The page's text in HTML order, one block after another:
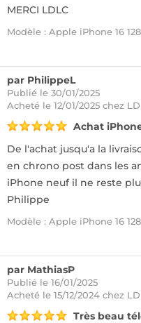
MERCI LDLC
Modèle : Apple iPhone 16
par PhilippeL
Publié le 30/01/2025
Acheté le 12/01/2025 chez
Achat
De l'achat jusqu'a la
en chrono post dans les
iPhone neuf il ne reste
Philippe
Modèle : Apple iPhone 16
par MathiasP
Publié le 16/01/2025
Acheté le 15/12/2024 chez
Très beau